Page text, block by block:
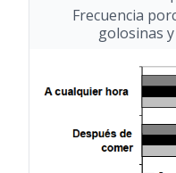
Frecuencia
golosinas